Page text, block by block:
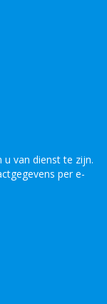
van dienst te zijn.
per e-